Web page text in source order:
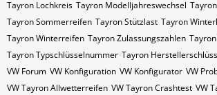
Tayron Lochkreis Tayron Modelljahreswechsel
Tayron Sommerreifen Tayron Stützlast Tayron
Tayron Winterreifen Tayron Zulassungszahlen
Tayron​​​​ Typschlüsselnummer Tayron​​​​​
VW Forum VW Konfiguration VW Konfigurator VW
VW Tayron Allwetterreifen VW Tayron Crashtest VW